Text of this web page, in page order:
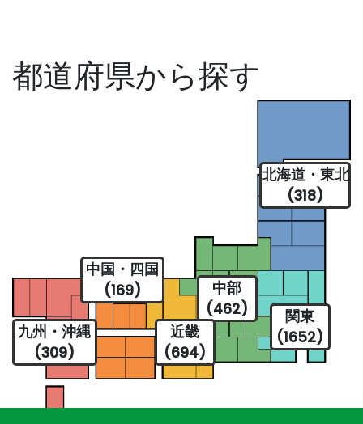
都道府県から探す
北海道・東北
(318)
関東
(1652)
中部
(462)
近畿
(694)
中国・四国
(169)
九州・沖縄
(309)